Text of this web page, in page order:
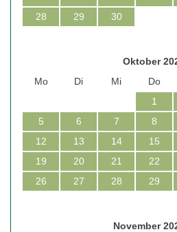
28
29 30
Oktober
Mo
Di Mi Do
1
5
6 7 8
12
13 14 15
19
20 21 22
26
27 28 29
November